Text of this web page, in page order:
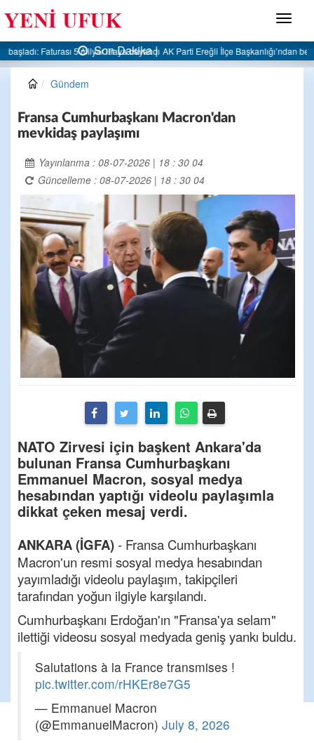
Menü
Son Dakika |AK Parti Ereğli İlçe Başkanlığı’ndan belediyeye sert
Gündem
Fransa Cumhurbaşkanı Macron'dan
mevkidaş paylaşımı
Yayınlanma : 08-07-2026 | 18 : 30 04
Güncelleme : 08-07-2026 | 18 : 30 04
NATO Zirvesi için başkent Ankara'da
bulunan Fransa Cumhurbaşkanı
Emmanuel Macron, sosyal medya
hesabından yaptığı videolu paylaşımla
dikkat çeken mesaj verdi.
ANKARA (İGFA)- Fransa Cumhurbaşkanı
Macron'un resmi sosyal medya hesabından
yayımladığı videolu paylaşım, takipçileri
tarafından yoğun ilgiyle karşılandı.
Cumhurbaşkanı Erdoğan'ın "Fransa'ya selam"
ilettiği videosu sosyal medyada geniş yankı buldu.
Salutations à la France transmises !
pic.twitter.com/rHKEr8e7G5
— Emmanuel Macron
(@EmmanuelMacron) July 8, 2026